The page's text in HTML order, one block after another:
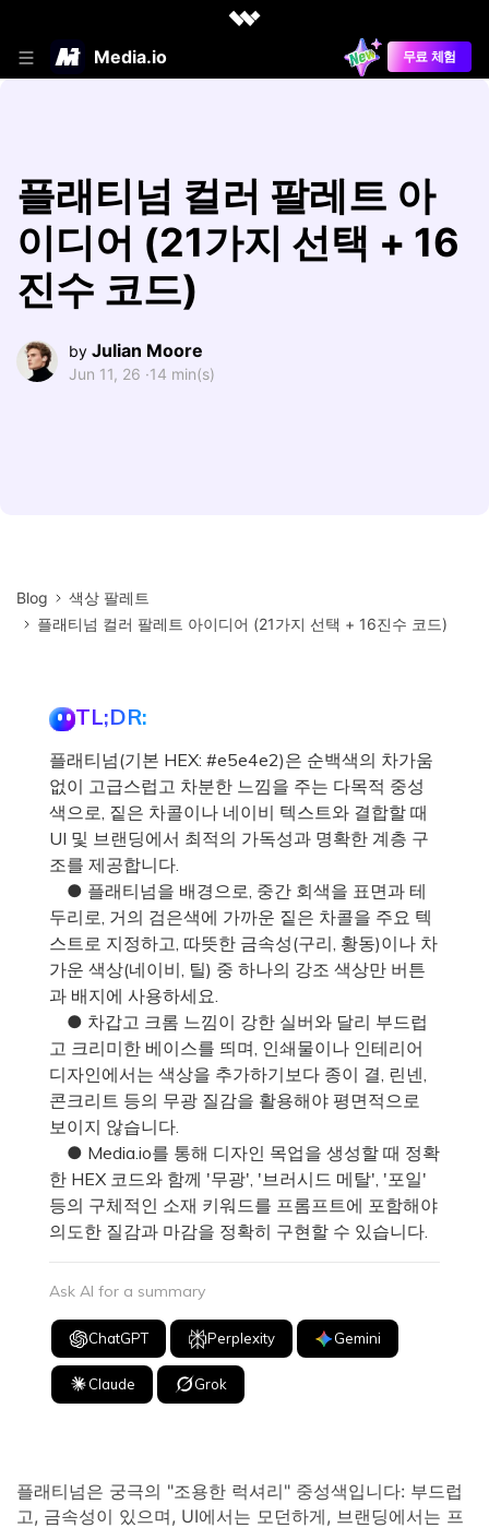
Media.io 무료 체험
플래티넘 컬러 팔레트 아
이디어 (21가지 선택 + 16
진수 코드)
by Julian Moore
Jun 11, 26 ·14 min(s)
Blog
색상 팔레트
플래티넘 컬러 팔레트 아이디어 (21가지 선택 + 16진수 코드)
TL;DR:
플래티넘(기본 HEX: #e5e4e2)은 순백색의 차가움
없이 고급스럽고 차분한 느낌을 주는 다목적 중성
색으로, 짙은 차콜이나 네이비 텍스트와 결합할 때
UI 및 브랜딩에서 최적의 가독성과 명확한 계층 구
조를 제공합니다.
● 플래티넘을 배경으로, 중간 회색을 표면과 테
두리로, 거의 검은색에 가까운 짙은 차콜을 주요 텍
스트로 지정하고, 따뜻한 금속성(구리, 황동)이나 차
가운 색상(네이비, 틸) 중 하나의 강조 색상만 버튼
과 배지에 사용하세요.
● 차갑고 크롬 느낌이 강한 실버와 달리 부드럽
고 크리미한 베이스를 띄며, 인쇄물이나 인테리어
디자인에서는 색상을 추가하기보다 종이 결, 린넨,
콘크리트 등의 무광 질감을 활용해야 평면적으로
보이지 않습니다.
● Media.io를 통해 디자인 목업을 생성할 때 정확
한 HEX 코드와 함께 '무광', '브러시드 메탈', '포일'
등의 구체적인 소재 키워드를 프롬프트에 포함해야
의도한 질감과 마감을 정확히 구현할 수 있습니다.
Ask AI for a summary
ChatGPT Perplexity Gemini
Claude Grok
플래티넘은 궁극의 "조용한 럭셔리" 중성색입니다: 부드럽
고, 금속성이 있으며, UI에서는 모던하게, 브랜딩에서는 프